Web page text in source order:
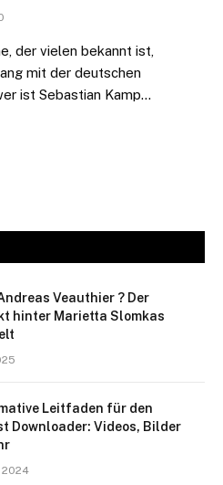
der vielen bekannt ist,
mit der deutschen
ist Sebastian Kamp…
Veauthier ? Der
hinter Marietta Slomkas
Leitfaden für den
Downloader: Videos, Bilder
2024